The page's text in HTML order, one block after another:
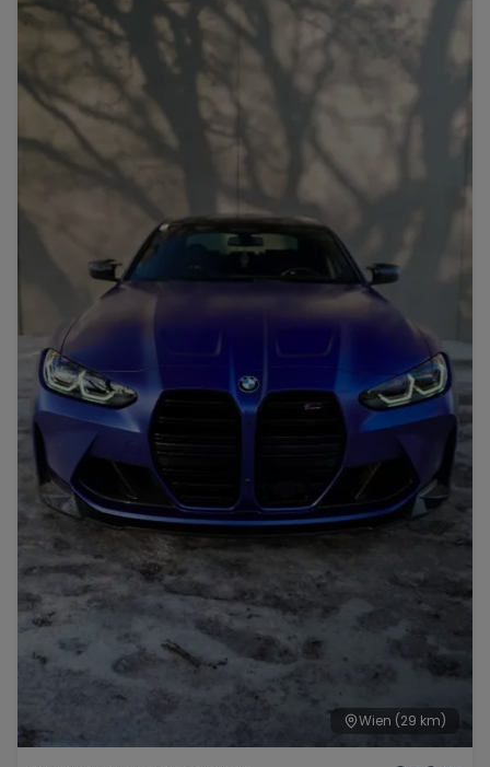
McLaren
Chevrolet
Bentley Aston Martin
Bugatti Maserati
Wann
Zeitraum wählen
Wien (29 km)